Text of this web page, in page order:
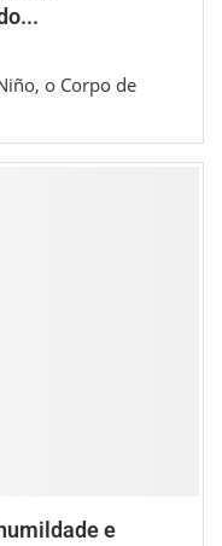
o Corpo de
e